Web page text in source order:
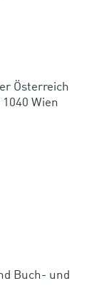
Österreich
Wien
Buch- und